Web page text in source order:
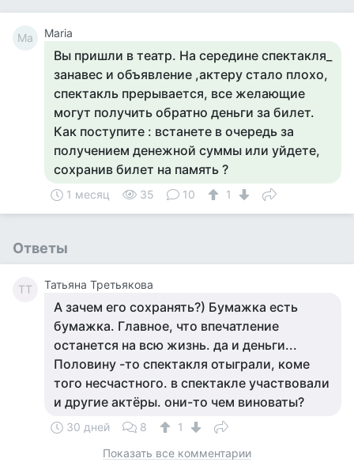
Ma Maria
Вы пришли в театр. На середине спектакля_
занавес и объявление ,актеру стало плохо,
спектакль прерывается, все желающие
могут получить обратно деньги за билет.
Как поступите : встанете в очередь за
получением денежной суммы или уйдете,
сохранив билет на память ?
1 месяц 35 10 1
Ответы
ТТ Татьяна Третьякова
А зачем его сохранять?) Бумажка есть
бумажка. Главное, что впечатление
останется на всю жизнь. да и деньги...
Половину -то спектакля отыграли, коме
того несчастного. в спектакле участвовали
и другие актёры. они-то чем виноваты?
30 дней 8
1
Показать все комментарии